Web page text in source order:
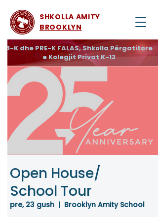
SHKOLLA AMITY
BROOKLYN
3-K dhe PRE-K FALAS, Shkolla Përgatitore
e Kolegjit Privat K-12
Open House/
School Tour
pre, 23 gush
  |
Brooklyn Amity School